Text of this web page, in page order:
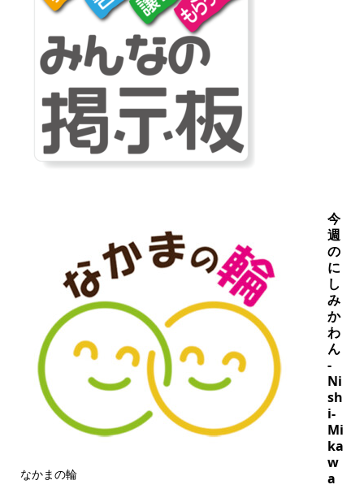
なかまの輪
今
週
の
に
し
み
か
わ
ん
-
Ni
sh
i-
Mi
ka
w
a